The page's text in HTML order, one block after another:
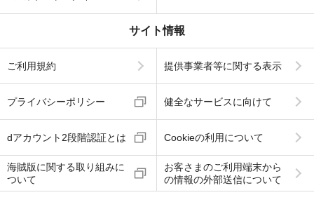
サイト情報
ご利用規約 提供事業者等に関する表示
プライバシーポリシー 健全なサービスに向けて
dアカウント2段階認証とは Cookieの利用について
海賊版に関する取り組みに
ついて
お客さまのご利用端末から
の情報の外部送信について